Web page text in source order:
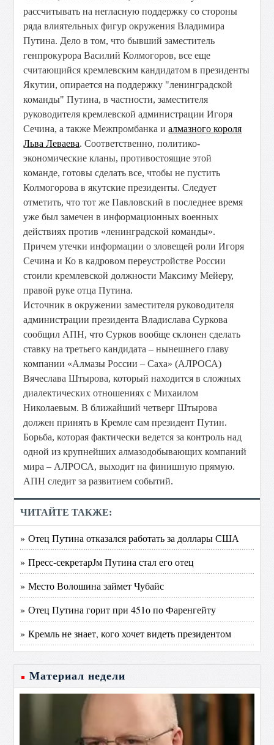
рассчитывать на негласную поддержку со стороны
ряда влиятельных фигур окружения Владимира
Путина. Дело в том, что бывший заместитель
генпрокурора Василий Колмогоров, все еще
считающийся кремлевским кандидатом в президенты
Якутии, опирается на поддержку "ленинградской
команды" Путина, в частности, заместителя
руководителя кремлевской администрации Игоря
Сечина, а также Межпромбанка иалмазного короля
Льва Леваева. Соответственно, политико-
экономические кланы, противостоящие этой
команде, готовы сделать все, чтобы не пустить
Колмогорова в якутские президенты. Следует
отметить, что тот же Павловский в последнее время
уже был замечен в информационных военных
действиях против «ленинградской команды».
Причем утечки информации о зловещей роли Игоря
Сечина и Ко в кадровом переустройстве России
стоили кремлевской должности Максиму Мейеру,
правой руке отца Путина.
Источник в окружении заместителя руководителя
администрации президента Владислава Суркова
сообщил АПН, что Сурков вообще склонен сделать
ставку на третьего кандидата – нынешнего главу
компании «Алмазы России – Саха» (АЛРОСА)
Вячеслава Штырова, который находится в сложных
диалектических отношениях с Михаилом
Николаевым. В ближайший четверг Штырова
должен принять в Кремле сам президент Путин.
Борьба, которая фактически ведется за контроль над
одной из крупнейших алмазодобывающих компаний
мира – АЛРОСА, выходит на финишную прямую.
АПН следит за развитием событий.
ЧИТАЙТЕ ТАКЖЕ:
» Отец Путина отказался работать за доллары США
» Пресс-секретарЈм Путина стал его отец
» Место Волошина займет Чубайс
» Отец Путина горит при 451о по Фаренгейту
» Кремль не знает, кого хочет видеть президентом
Материал недели